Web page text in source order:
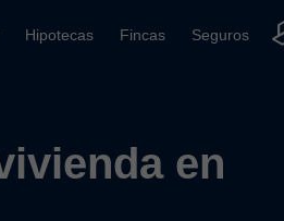
Hipotecas Fincas Seguros
en